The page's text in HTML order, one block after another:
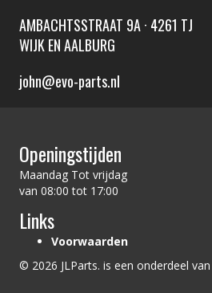
AMBACHTSSTRAAT 9A · 4261 TJ
WIJK EN AALBURG
john@evo-parts.nl
Openingstijden
Maandag Tot vrijdag
van 08:00 tot 17:00
Links
Voorwaarden
© 2026 JLParts. is een onderdeel